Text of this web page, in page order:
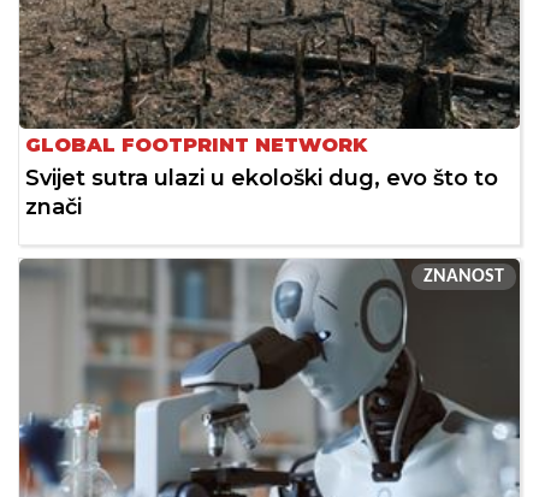
GLOBAL FOOTPRINT NETWORK
Svijet sutra ulazi u ekološki dug, evo što to
znači
ZNANOST